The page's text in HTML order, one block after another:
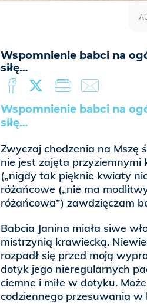
Wspomnienie babci na
siłę…
Wspomnienie babci na
siłę…
Zwyczaj chodzenia na Mszę
nie jest zajęta przyziemnymi
(„nigdy tak pięknie kwiaty
różańcowe („nie ma
różańcowa”) zawdzięczam
Babcia Janina miała siwe
mistrzynią krawiecką.
rozpadł się przed moją
dotyk jego nieregularnych
ciemne i miłe w dotyku.
codziennego przesuwania w